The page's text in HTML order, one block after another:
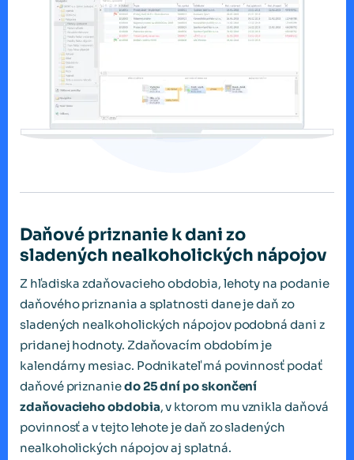
Daňové priznanie k dani zo
sladených nealkoholických nápojov
Z hľadiska zdaňovacieho obdobia, lehoty na podanie
daňového priznania a splatnosti dane je daň zo
sladených nealkoholických nápojov podobná dani z
pridanej hodnoty. Zdaňovacím obdobím je
kalendárny mesiac. Podnikateľ má povinnosť podať
daňové priznaniedo 25 dní po skončení
zdaňovacieho obdobia, v ktorom mu vznikla daňová
povinnosť a v tejto lehote je daň zo sladených
nealkoholických nápojov aj splatná.